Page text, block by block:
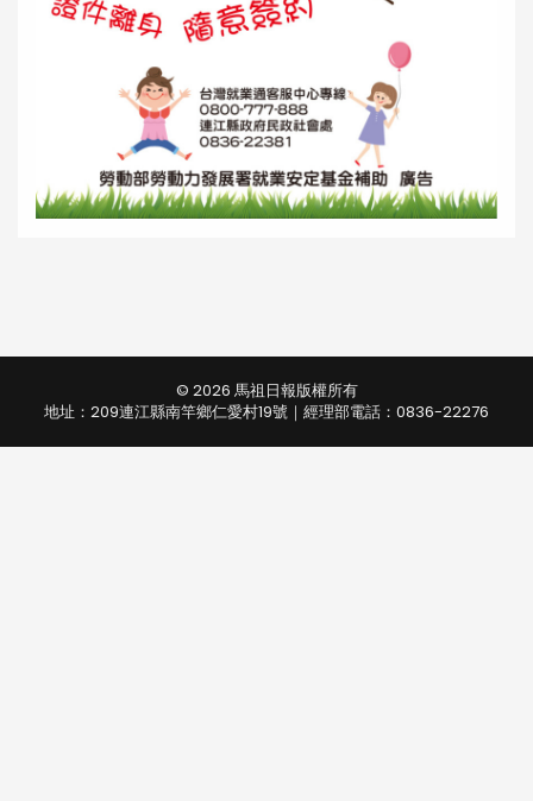
© 2026 馬祖日報版權所有
地址：209連江縣南竿鄉仁愛村19號｜經理部電話：0836-22276